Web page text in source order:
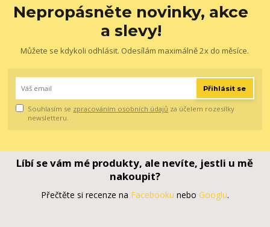
Nepropásněte novinky, akce
a slevy!
Můžete se kdykoli odhlásit. Odesílám maximálně 2x do měsíce.
Přihlásit se
Souhlasím se zpracováním osobních údajů za účelem rozesílky
newsletteru.
Líbí se vám mé produkty, ale nevíte, jestli u mě
nakoupit?
Přečtěte si recenze na Facebooku nebo Googlu.